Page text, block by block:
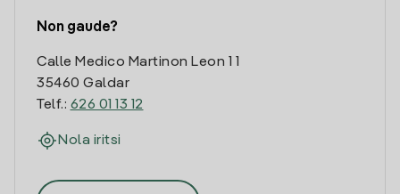
Non gaude?
Calle Medico Martinon Leon 1 1
35460 Galdar
Telf.: 626 01 13 12
Nola iritsi